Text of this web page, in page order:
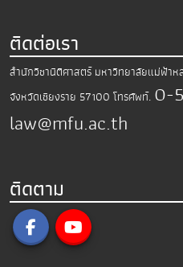
ติดต่อเรา
สำนักวิชานิติศาสตร์ มหาวิทยาลัยแม่ฟ้าห
จังหวัดเชียงราย 57100 โทรศัพท์. 0-
law@mfu.ac.th
ติดตาม